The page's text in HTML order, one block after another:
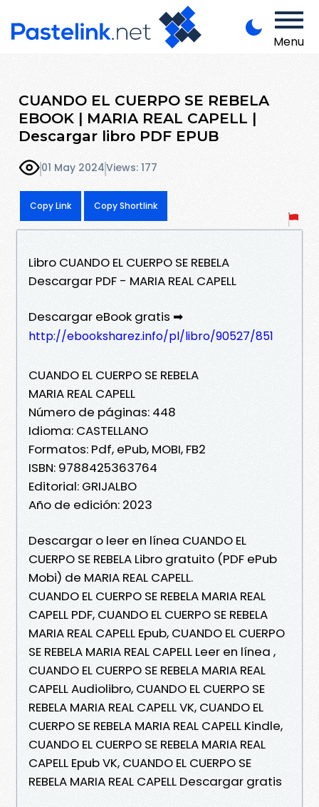
Menu
CUANDO EL CUERPO SE REBELA
EBOOK | MARIA REAL CAPELL |
Descargar libro PDF EPUB
01 May 2024Views: 177
Copy Link Copy Shortlink
Libro CUANDO EL CUERPO SE REBELA
Descargar PDF - MARIA REAL CAPELL
Descargar eBook gratis ➡
http://ebooksharez.info/pl/libro/90527/851
CUANDO EL CUERPO SE REBELA
MARIA REAL CAPELL
Número de páginas: 448
Idioma: CASTELLANO
Formatos: Pdf, ePub, MOBI, FB2
ISBN: 9788425363764
Editorial: GRIJALBO
Año de edición: 2023
Descargar o leer en línea CUANDO EL
CUERPO SE REBELA Libro gratuito (PDF ePub
Mobi) de MARIA REAL CAPELL.
CUANDO EL CUERPO SE REBELA MARIA REAL
CAPELL PDF, CUANDO EL CUERPO SE REBELA
MARIA REAL CAPELL Epub, CUANDO EL CUERPO
SE REBELA MARIA REAL CAPELL Leer en línea ,
CUANDO EL CUERPO SE REBELA MARIA REAL
CAPELL Audiolibro, CUANDO EL CUERPO SE
REBELA MARIA REAL CAPELL VK, CUANDO EL
CUERPO SE REBELA MARIA REAL CAPELL Kindle,
CUANDO EL CUERPO SE REBELA MARIA REAL
CAPELL Epub VK, CUANDO EL CUERPO SE
REBELA MARIA REAL CAPELL Descargar gratis